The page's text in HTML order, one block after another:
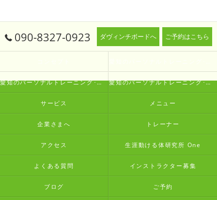
090-8327-0923 ダヴィンチボードへ ご予約はこちら
愛知のパーソナルトレーニング･生涯動ける体研究所 Oneの評判 愛知のパーソナルトレーニング･生涯動ける体研究所 Oneのお客様の声
サービス メニュー
企業さまへ トレーナー
アクセス 生涯動ける体研究所 One
よくある質問 インストラクター募集
ブログ ご予約